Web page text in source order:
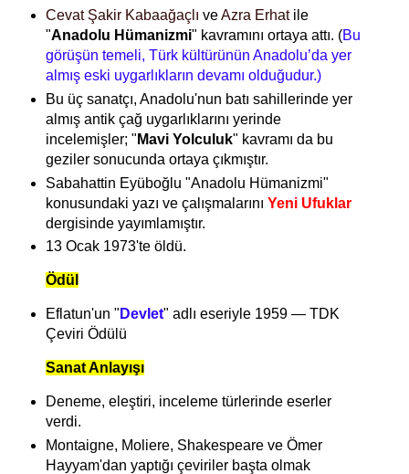
Cevat Şakir Kabaağaçlı veAzra Erhatile
"Anadolu Hümanizmi" kavramını ortaya attı. (Bu
görüşün temeli, Türk kültürünün Anadolu’da yer
almış eski uygarlıkların devamı olduğudur.)
Bu üç sanatçı, Anadolu'nun batı sahillerinde yer
almış antik çağ uygarlıklarını yerinde
incelemişler; " Mavi Yolculuk" kavramı da bu
geziler sonucunda ortaya çıkmıştır.
Sabahattin Eyüboğlu "Anadolu Hümanizmi"
konusundaki yazı ve çalışmalarını Yeni Ufuklar
dergisinde yayımlamıştır.
13 Ocak 1973'te öldü.
Ödül
Eflatun'un " Devlet" adlı eseriyle 1959 — TDK
Çeviri Ödülü
Sanat Anlayışı
Deneme, eleştiri, inceleme türlerinde eserler
verdi.
Montaigne, Moliere, Shakespeare ve Ömer
Hayyam'dan yaptığı çeviriler başta olmak